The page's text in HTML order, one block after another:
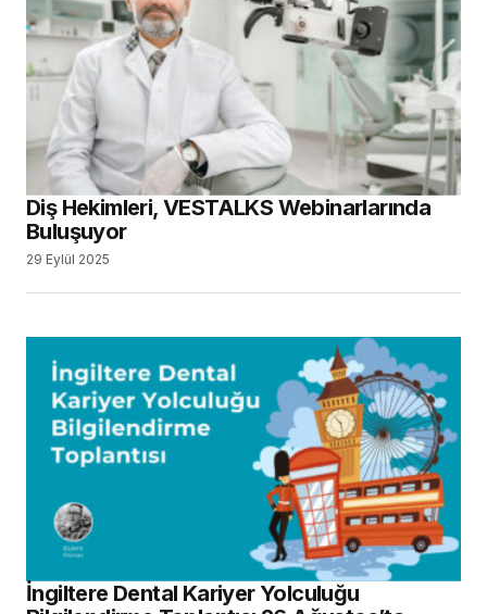
Diş Hekimleri, VESTALKS Webinarlarında
Buluşuyor
29 Eylül 2025
İngiltere Dental Kariyer Yolculuğu